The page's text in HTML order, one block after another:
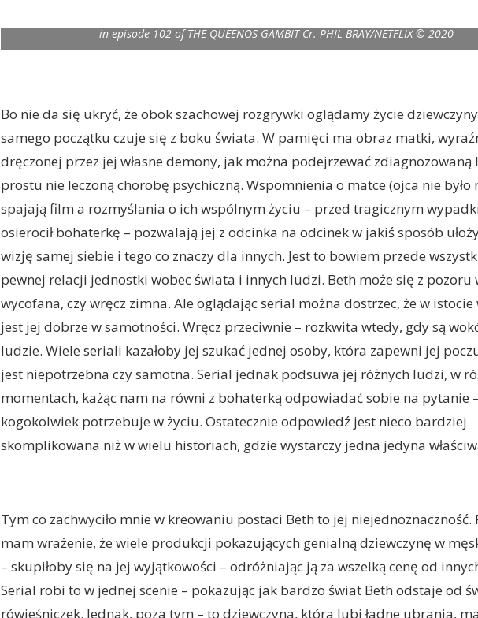
in episode 102 of THE QUEENÕS GAMBIT Cr. PHIL BRAY/NETFLIX © 2020
Bo nie da się ukryć, że obok szachowej rozgrywki oglądamy życie
samego początku czuje się z boku świata. W pamięci ma obraz matki,
dręczonej przez jej własne demony, jak można podejrzewać zdiagnozowaną
prostu nie leczoną chorobę psychiczną. Wspomnienia o matce (ojca nie było
spajają film a rozmyślania o ich wspólnym życiu – przed tragicznym
osierocił bohaterkę – pozwalają jej z odcinka na odcinek w jakiś sposób
wizję samej siebie i tego co znaczy dla innych. Jest to bowiem przede
pewnej relacji jednostki wobec świata i innych ludzi. Beth może się z pozoru
wycofana, czy wręcz zimna. Ale oglądając serial można dostrzec, że w istocie
jest jej dobrze w samotności. Wręcz przeciwnie – rozkwita wtedy, gdy są
ludzie. Wiele seriali kazałoby jej szukać jednej osoby, która zapewni jej
jest niepotrzebna czy samotna. Serial jednak podsuwa jej różnych ludzi, w
momentach, każąc nam na równi z bohaterką odpowiadać sobie na pytanie
kogokolwiek potrzebuje w życiu. Ostatecznie odpowiedź jest nieco bardziej
skomplikowana niż w wielu historiach, gdzie wystarczy jedna jedyna
Tym co zachwyciło mnie w kreowaniu postaci Beth to jej niejednoznaczność.
mam wrażenie, że wiele produkcji pokazujących genialną dziewczynę w
– skupiłoby się na jej wyjątkowości – odróżniając ją za wszelką cenę od
Serial robi to w jednej scenie – pokazując jak bardzo świat Beth odstaje od
rówieśniczek. Jednak, poza tym – to dziewczyna, która lubi ładne ubrania,